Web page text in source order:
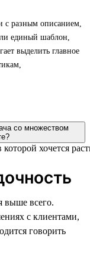
с разным описанием,
единый шаблон,
выделить главное
со множеством
выше всего.
с клиентами,
говорить